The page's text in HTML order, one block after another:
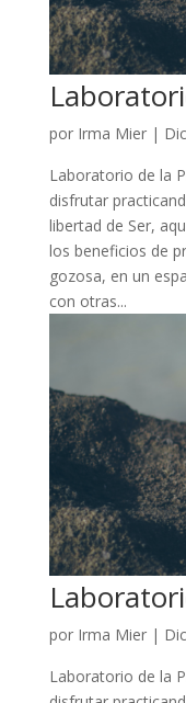
por Irma Mier|
Laboratorio de la
disfrutar
libertad de Ser,
los beneficios de
gozosa, en un
con otras...
por Irma Mier|
Laboratorio de la